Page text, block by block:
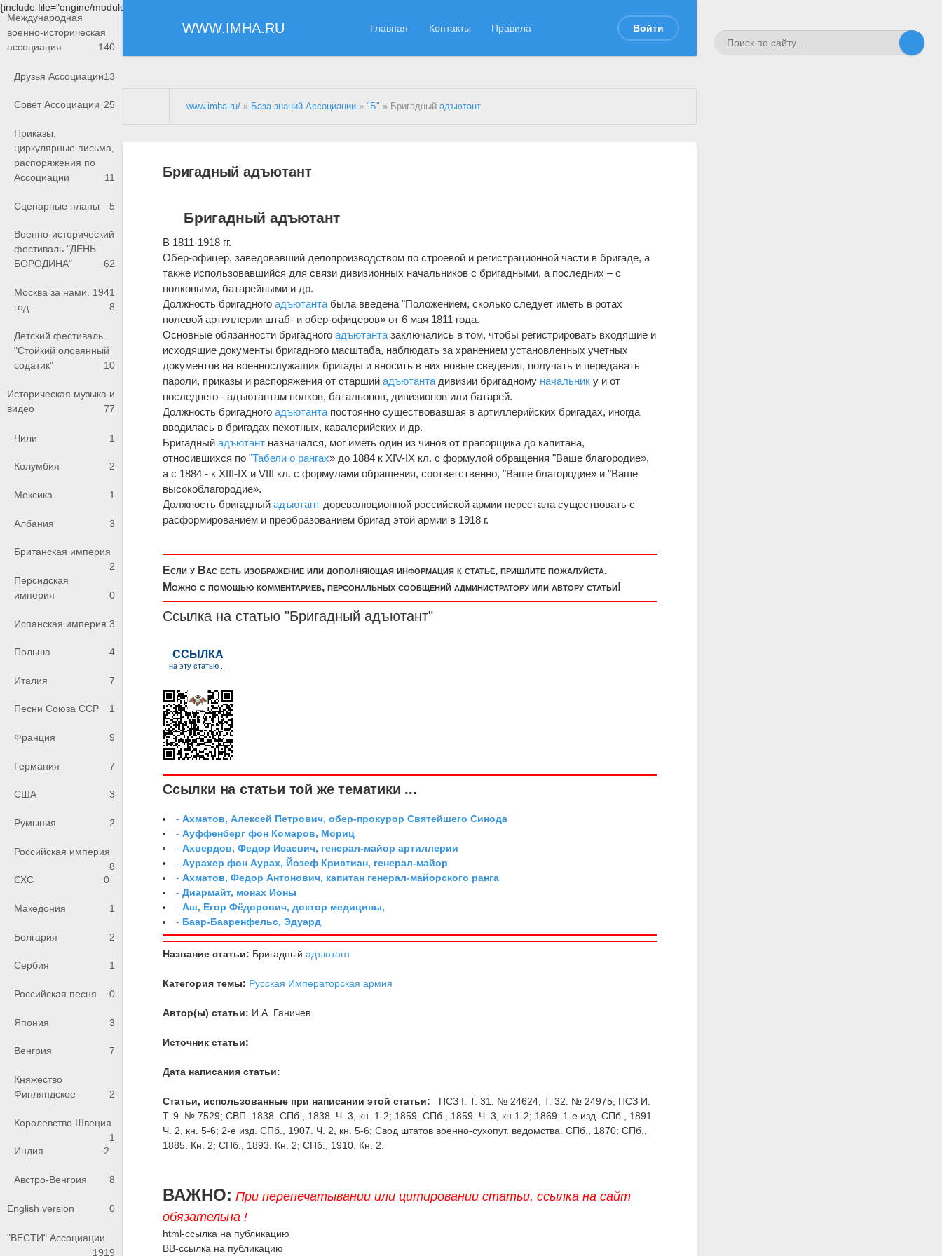
{include file="engine/modules/saperu/head.php"}
WWW.IMHA.RU Главная Контакты Правила Войти
Международная
военно-историческая
ассоциация
140
Друзья Ассоциации13
Совет Ассоциации 25
Приказы,
циркулярные письма,
распоряжения по
Ассоциации
11
Сценарные планы 5
Военно-исторический
фестиваль "ДЕНЬ
БОРОДИНА"
62
Москва за нами. 1941
год.
8
Детский фестиваль
"Стойкий оловянный
содатик"
10
Историческая музыка и
видео
77
Чили 1
Колумбия 2
Мексика 1
Албания 3
Британская империя
2
Персидская
империя
0
Испанская империя 3
Польша 4
Италия 7
Песни Союза ССР 1
Франция 9
Германия 7
США 3
Румыния 2
Российская империя
8
СХС
0
Македония 1
Болгария 2
Сербия 1
Российская песня 0
Япония 3
Венгрия 7
Княжество
Финляндское
2
Королевство Швеция
1
Индия
2
Австро-Венгрия 8
English version 0
"ВЕСТИ" Ассоциации
1919
www.imha.ru/ » База знаний Ассоциации »"Б" » Бригадныйадъютант
Бригадный адъютант
Бригадный адъютант
В 1811-1918 гг.
Обер-офицер, заведовавший делопроизводством по строевой и регистрационной части в бригаде, а
также использовавшийся для связи дивизионных начальников с бригадными, а последних – с
полковыми, батарейными и др.
Должность бригадногоадъютанта была введена "Положением, сколько следует иметь в ротах
полевой артиллерии штаб- и обер-офицеров» от 6 мая 1811 года.
Основные обязанности бригадногоадъютанта заключались в том, чтобы регистрировать входящие и
исходящие документы бригадного масштаба, наблюдать за хранением установленных учетных
документов на военнослужащих бригады и вносить в них новые сведения, получать и передавать
пароли, приказы и распоряжения от старшийадъютанта дивизии бригадному начальник у и от
последнего - адъютантам полков, батальонов, дивизионов или батарей.
Должность бригадногоадъютанта постоянно существовавшая в артиллерийских бригадах, иногда
вводилась в бригадах пехотных, кавалерийских и др.
Бригадныйадъютант назначался, мог иметь один из чинов от прапорщика до капитана,
относившихся по "Табели о рангах» до 1884 к XIV-IX кл. с формулой обращения "Ваше благородие»,
а с 1884 - к XIII-IX и VIII кл. с формулами обращения, соответственно, "Ваше благородие» и "Ваше
высокоблагородие».
Должность бригадныйадъютант дореволюционной российской армии перестала существовать с
расформированием и преобразованием бригад этой армии в 1918 г.
Если у Вас есть изображение или дополняющая информация к статье, пришлите пожалуйста.
Можно с помощью комментариев, персональных сообщений администратору или автору статьи!
Ссылка на статью "Бригадныйадъютант"
Ссылки на статьи той же тематики ...
-Ахматов, Алексей Петрович, обер-прокурор Святейшего Синода
-Ауффенберг фон Комаров, Мориц
-Ахвердов, Федор Исаевич, генерал-майор артиллерии
-Аурахер фон Аурах, Йозеф Кристиан, генерал-майор
-Ахматов, Федор Антонович, капитан генерал-майорского ранга
-Диармайт, монах Ионы
-Аш, Егор Фёдорович, доктор медицины,
- Баар-Бааренфельс, Эдуард
Название статьи: Бригадныйадъютант
Категория темы: Русская Императорская армия
Автор(ы) статьи: И.А. Ганичев
Источник статьи:
Дата написания статьи:
Статьи, использованные при написании этой статьи:
ПСЗ I. Т. 31. № 24624; Т. 32. № 24975; ПСЗ И.
Т. 9. № 7529; СВП. 1838. СПб., 1838. Ч. 3, кн. 1-2; 1859. СПб., 1859. Ч. 3, кн.1-2; 1869. 1-е изд. СПб., 1891.
Ч. 2, кн. 5-6; 2-е изд. СПб., 1907. Ч. 2, кн. 5-6; Свод штатов военно-сухопут. ведомства. СПб., 1870; СПб.,
1885. Кн. 2; СПб., 1893. Кн. 2; СПб., 1910. Кн. 2.
ВАЖНО: При перепечатывании или цитировании статьи, ссылка на сайт
обязательна !
html-ссылка на публикацию
BB-ссылка на публикацию